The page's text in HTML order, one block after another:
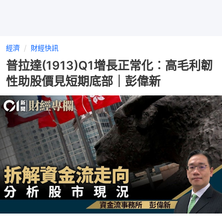
經濟 財經快訊
普拉達(1913)Q1增長正常化︰高毛利韌
性助股價見短期底部｜彭偉新